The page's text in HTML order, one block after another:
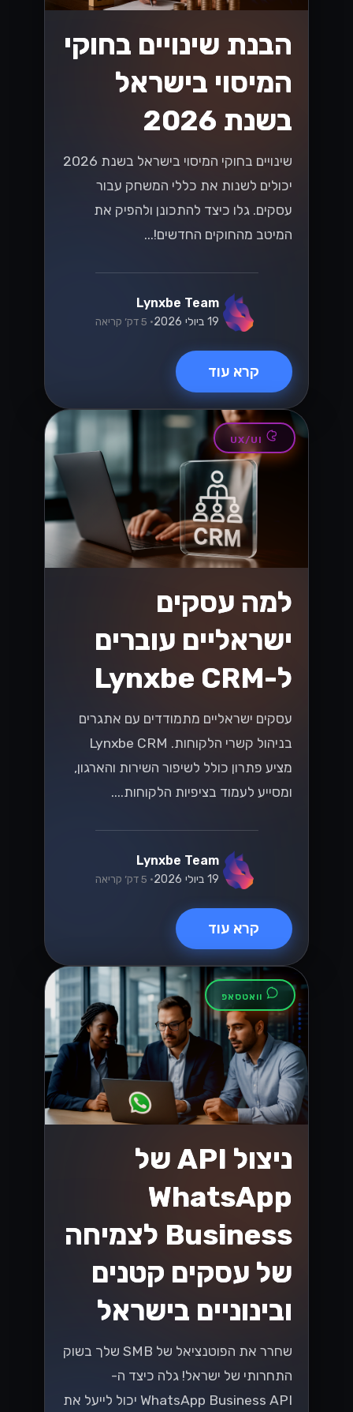
קרא עוד
ניווט בחוקי המס
החדשים של ישראל
עבור מסחר
אלקטרוני בשנת
2026
האם אתה מוכן לשינויים בחוקי המס
הישראלים בשנת 2026 שמשפיעים על
המסחר האלקטרוני? גלה אסטרטגיות
חיוניות כדי לנווט בשינויים הללו ולשגשג
בשוק הדיגיטלי....
Lynxbe Team
• 5 דק׳ קריאה
וואטסאפ
מקסום ה-
WhatsApp
Business API
עבור SMBs
ישראליים
שחררו את הפוטנציאל של ה-WhatsApp
Business API עבור SMBs ישראליים! גלו
כיצד לשפר את המעורבות של הלקוחות
ולהניע מכירות בשוק תחרותי....
Lynxbe Team
8 ביולי 2026 • 5 דק׳ קריאה
וואטסאפ